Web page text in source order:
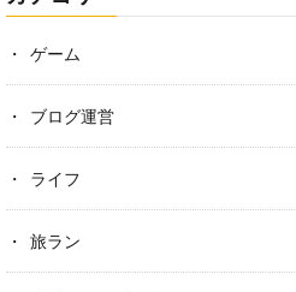
ゲーム
ブログ運営
ライフ
旅ラン